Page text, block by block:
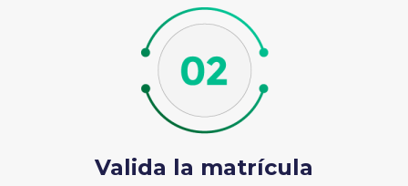
Valida la matrícula